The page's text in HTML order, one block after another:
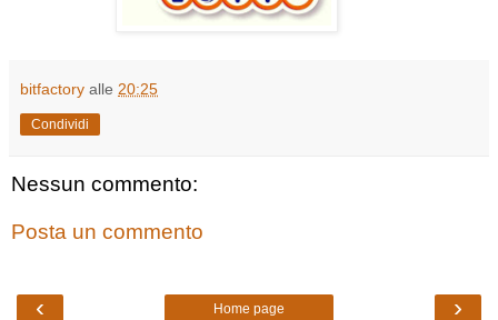
bitfactory alle 20:25
Condividi
Nessun commento:
Posta un commento
‹ ›
Home page